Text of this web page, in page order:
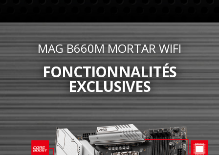
MAG B660M MORTAR WIFI
FONCTIONNALITÉS
EXCLUSIVES